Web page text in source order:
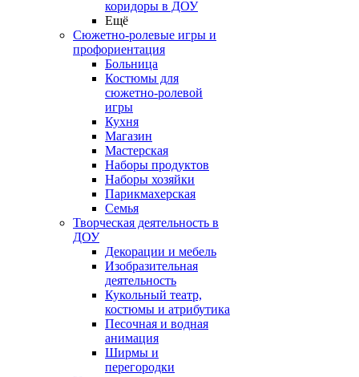
коридоры в ДОУ
Ещё
Сюжетно-ролевые игры и
профориентация
Больница
Костюмы для
сюжетно-ролевой
игры
Кухня
Магазин
Мастерская
Наборы продуктов
Наборы хозяйки
Парикмахерская
Семья
Творческая деятельность в
ДОУ
Декорации и мебель
Изобразительная
деятельность
Кукольный театр,
костюмы и атрибутика
Песочная и водная
анимация
Ширмы и
перегородки